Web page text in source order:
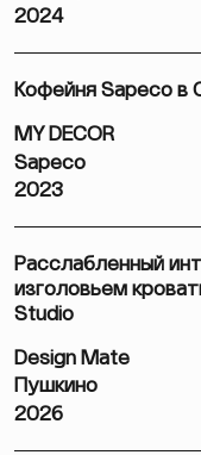
2024
Кофейня Sapeco в
MY DECOR
Sapeco
2023
Расслабленный
изголовьем
Studio
Design Mate
Пушкино
2026